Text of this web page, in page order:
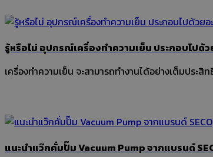
รู้หรือไม่ อุปกรณ์เครื่องทำความเย็น ประกอบไปด้ว
เครื่องทำความเย็น จะสามารถทำงานได้อย่างเต็มปร
แนะนำแว๊กคั่มปั๊ม Vacuum Pump จากแบรนด์